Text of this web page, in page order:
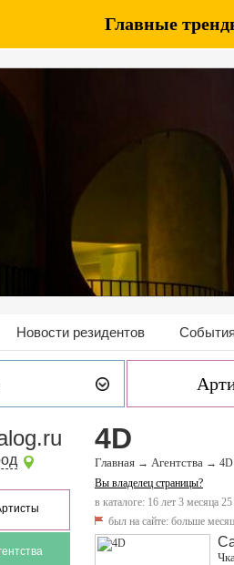
Главные
Новости резидентов
4D
Главная → Агентства → 4D
Вы владелец страницы?
в каталоге: 16 лет 3 месяца
был на сайте: больше